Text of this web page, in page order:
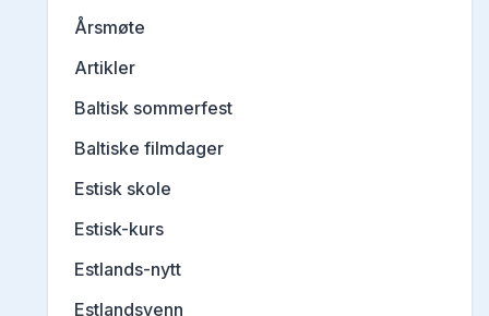
Årsmøte
Artikler
Baltisk sommerfest
Baltiske filmdager
Estisk skole
Estisk-kurs
Estlands-nytt
Estlandsvenn